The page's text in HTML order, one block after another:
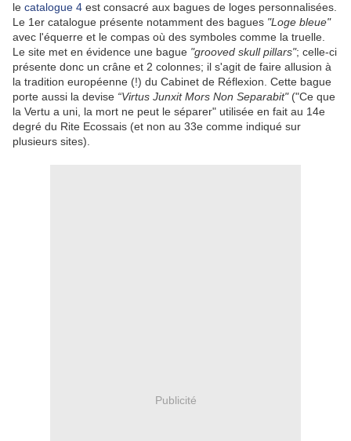
le catalogue 4 est consacré aux bagues de loges personnalisées.
Le 1er catalogue présente notamment des bagues "Loge bleue"
avec l'équerre et le compas où des symboles comme la truelle.
Le site met en évidence une bague "grooved skull pillars"; celle-ci
présente donc un crâne et 2 colonnes; il s'agit de faire allusion à
la tradition européenne (!) du Cabinet de Réflexion. Cette bague
porte aussi la devise “Virtus Junxit Mors Non Separabit"("Ce que
la Vertu a uni, la mort ne peut le séparer" utilisée en fait au 14e
degré du Rite Ecossais (et non au 33e comme indiqué sur
plusieurs sites).
Publicité